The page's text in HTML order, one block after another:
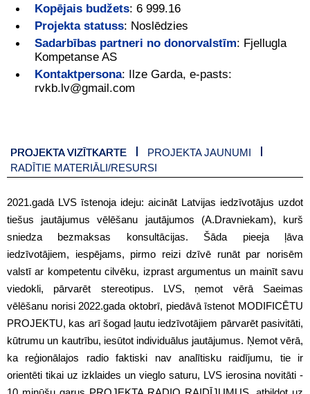
Kopējais budžets: 6 999.16
Projekta statuss: Noslēdzies
Sadarbības partneri no donorvalstīm: Fjellugla
Kompetanse AS
Kontaktpersona: Ilze Garda, e-pasts:
rvkb.lv@gmail.com
PROJEKTA VIZĪTKARTE
PROJEKTA JAUNUMI
RADĪTIE MATERIĀLI/RESURSI
2021.gadā LVS īstenoja ideju: aicināt Latvijas iedzīvotājus uzdot
tiešus jautājumus vēlēšanu jautājumos (A.Dravniekam), kurš
sniedza bezmaksas konsultācijas. Šāda pieeja ļāva
iedzīvotājiem, iespējams, pirmo reizi dzīvē runāt par norisēm
valstī ar kompetentu cilvēku, izprast argumentus un mainīt savu
viedokli, pārvarēt stereotipus. LVS, ņemot vērā Saeimas
vēlēšanu norisi 2022.gada oktobrī, piedāvā īstenot MODIFICĒTU
PROJEKTU, kas arī šogad ļautu iedzīvotājiem pārvarēt pasivitāti,
kūtrumu un kautrību, iesūtot individuālus jautājumus. Ņemot vērā,
ka reģionālajos radio faktiski nav analītisku raidījumu, tie ir
orientēti tikai uz izklaides un vieglo saturu, LVS ierosina novitāti -